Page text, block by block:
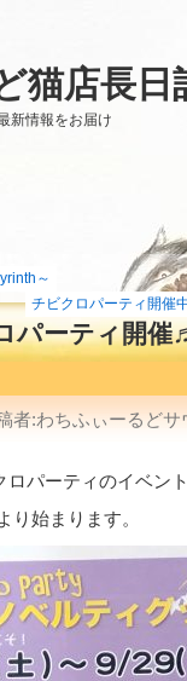
猫店長日
新情報をお届け
～
チビクロパーティ開
ロパーティ
者:わちふぃーるど
ロパーティのイベン
り始まります。